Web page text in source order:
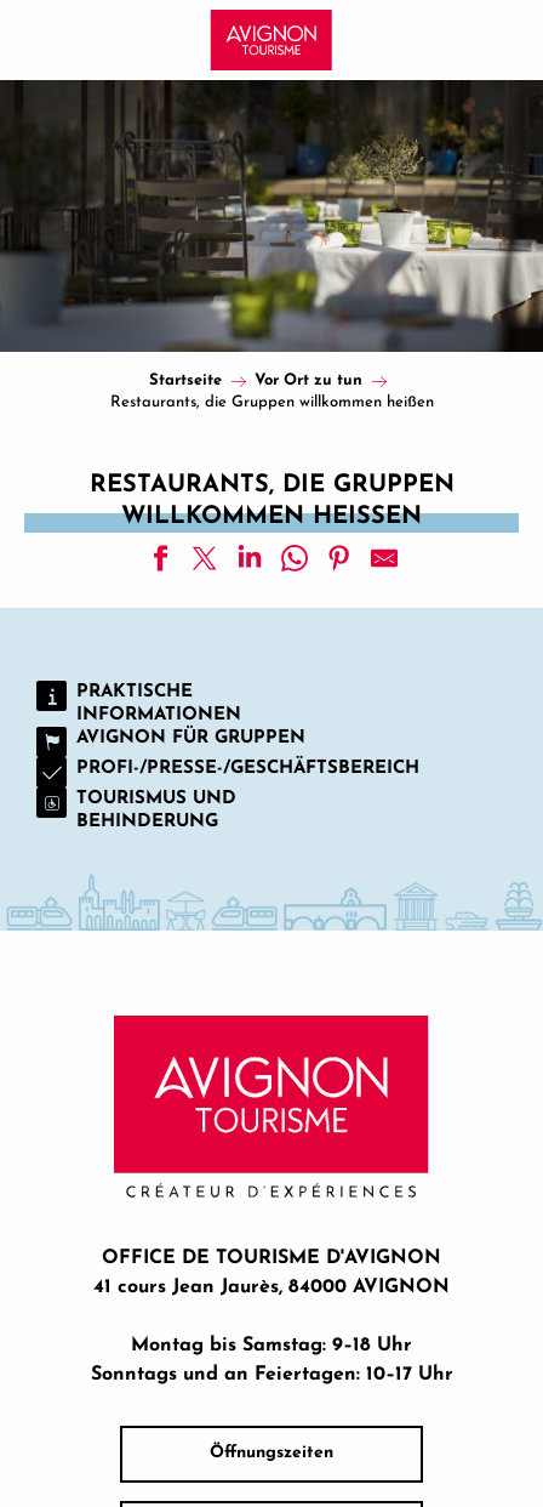
Startseite
Vor Ort zu tun
Restaurants, die Gruppen willkommen heißen
RESTAURANTS, DIE GRUPPEN
WILLKOMMEN HEISSEN
PRAKTISCHE
INFORMATIONEN
AVIGNON FÜR GRUPPEN
PROFI-/PRESSE-/GESCHÄFTSBEREICH
TOURISMUS UND
BEHINDERUNG
OFFICE DE TOURISME D'AVIGNON
41 cours Jean Jaurès, 84000 AVIGNON
Montag bis Samstag: 9–18 Uhr
Sonntags und an Feiertagen: 10–17 Uhr
Öffnungszeiten